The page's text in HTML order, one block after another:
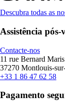
Descubra todas as
Assistência
Contacte-nos
11 rue Bernard Maris
37270 Montlouis-
+33 1 86 47 62 58
Pagamento